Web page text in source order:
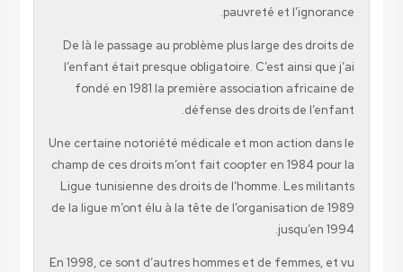
pauvreté et l’ignorance.
De là le passage au problème plus large des droits de
l’enfant était presque obligatoire. C’est ainsi que j’ai
fondé en 1981 la première association africaine de
défense des droits de l’enfant.
Une certaine notoriété médicale et mon action dans le
champ de ces droits m’ont fait coopter en 1984 pour la
Ligue tunisienne des droits de l’homme. Les militants
de la ligue m’ont élu à la tête de l’organisation de 1989
jusqu’en 1994.
En 1998, ce sont d’autres hommes et de femmes, et vu